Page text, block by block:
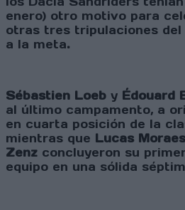
enero) otro motivo para
otras tres tripulaciones del
a la meta.
Sébastien Loeb y Édouard
al último campamento, a
en cuarta posición de la
mientras que Lucas Moraes
Zenz concluyeron su
equipo en una sólida